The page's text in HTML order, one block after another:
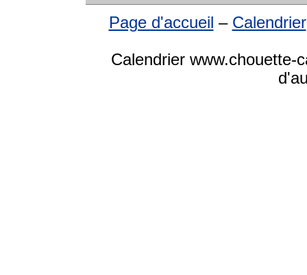
Page d'accueil – Calendrier
Calendrier www.chouette-